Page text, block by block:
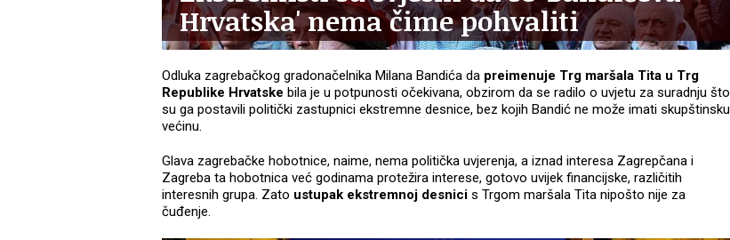
Hrvatska' nema čime pohvaliti
Odluka zagrebačkog gradonačelnika Milana Bandića da preimenuje Trg maršala Tita u Trg
Republike Hrvatske bila je u potpunosti očekivana, obzirom da se radilo o uvjetu za suradnju što
su ga postavili politički zastupnici ekstremne desnice, bez kojih Bandić ne može imati skupštinsku
većinu.
Glava zagrebačke hobotnice, naime, nema politička uvjerenja, a iznad interesa Zagrepčana i
Zagreba ta hobotnica već godinama protežira interese, gotovo uvijek financijske, različitih
interesnih grupa. Zato ustupak ekstremnoj desnici s Trgom maršala Tita nipošto nije za
čuđenje.